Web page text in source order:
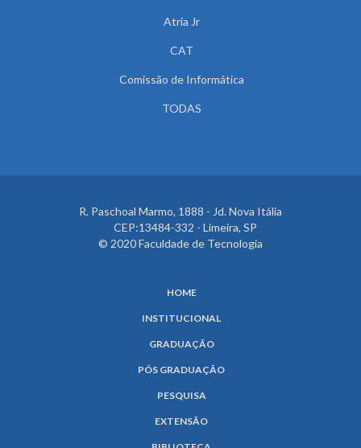
Atria Jr
CAT
Comissão de Informática
TODAS
R. Paschoal Marmo, 1888 - Jd. Nova Itália
CEP:13484-332 - Limeira, SP
© 2020 Faculdade de Tecnologia
HOME
INSTITUCIONAL
GRADUAÇÃO
PÓS GRADUAÇÃO
PESQUISA
EXTENSÃO